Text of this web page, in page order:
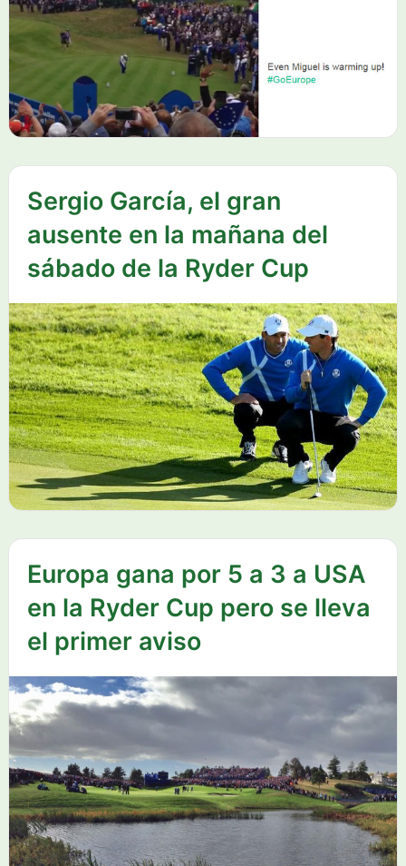
Sergio García, el gran
ausente en la mañana del
sábado de la Ryder Cup
Europa gana por 5 a 3 a USA
en la Ryder Cup pero se lleva
el primer aviso